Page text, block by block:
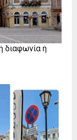
διαφωνία ή